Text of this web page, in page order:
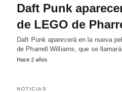
Daft Punk
de LEGO de
Daft Punk aparecerá en la nueva
de Pharrell Williams, que se
Hace 2 años
NOTICIAS